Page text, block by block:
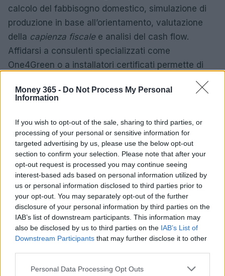
Money 365 - Do Not Process My Personal
Information
If you wish to opt-out of the sale, sharing to third parties, or
processing of your personal or sensitive information for
targeted advertising by us, please use the below opt-out
section to confirm your selection. Please note that after your
opt-out request is processed you may continue seeing
interest-based ads based on personal information utilized by
us or personal information disclosed to third parties prior to
your opt-out. You may separately opt-out of the further
disclosure of your personal information by third parties on the
IAB’s list of downstream participants. This information may
also be disclosed by us to third parties on the IAB’s List of
Downstream Participants that may further disclose it to other
Please note that this website/app uses one or more Google
Personal Data Processing Opt Outs
calcolo del fabbisogno domestico, simulazione di
produzione in base all’orientamento, valutazione
della capienza fiscalee analisi del cash flow.
Affidarsi a consulenti specializzati come
One4Green o a installatori certificati permette di
rendimento realistici. Con una progettazione
scelta ecologica, ma anche una decisione
finanziaria solida per molti nuclei familiari.